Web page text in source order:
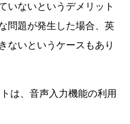
いないというデメリット
問題が発生した場合、英
ないというケースもあり
は、音声入力機能の利用